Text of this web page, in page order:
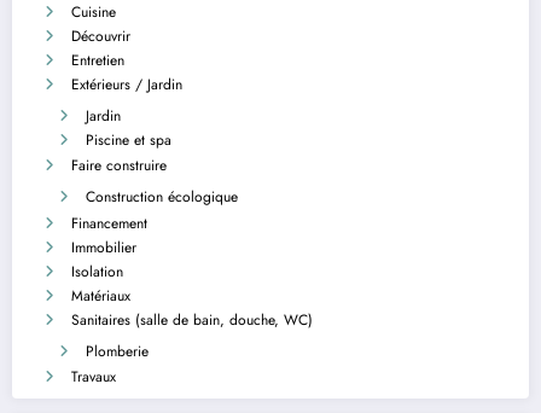
Cuisine
Découvrir
Entretien
Extérieurs / Jardin
Jardin
Piscine et spa
Faire construire
Construction écologique
Financement
Immobilier
Isolation
Matériaux
Sanitaires (salle de bain, douche, WC)
Plomberie
Travaux